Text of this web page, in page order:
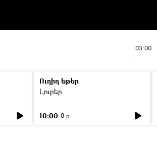
03:00
Ուղիղ եթեր
Լուրեր
10:00 8 ր